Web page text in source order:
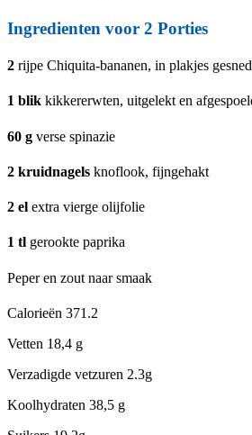
Ingredienten voor 2 Porties
2 rijpe Chiquita-bananen, in plakjes
1 blik kikkererwten, uitgelekt en
60 g verse spinazie
2 kruidnagels knoflook, fijngehakt
2 el extra vierge olijfolie
1 tl gerookte paprika
Peper en zout naar smaak
Calorieën 371.2
Vetten 18,4 g
Verzadigde vetzuren 2.3g
Koolhydraten 38,5 g